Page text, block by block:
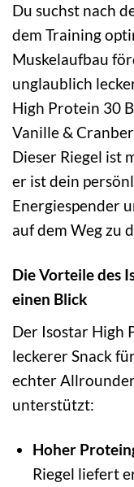
Du suchst nach
dem Training
Muskelaufbau
unglaublich
High Protein 30
Vanille &
Dieser Riegel ist
er ist dein
Energiespender
auf dem Weg zu
Die Vorteile des
einen Blick
Der Isostar High
leckerer Snack
echter
unterstützt:
Hoher
Riegel liefert